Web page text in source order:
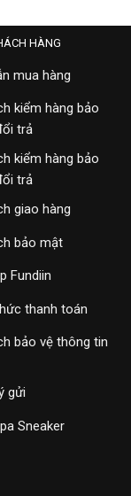
HÀNG
mua hàng
kiểm hàng bảo
trả
kiểm hàng bảo
trả
giao hàng
bảo mật
Fundiin
thanh toán
bảo vệ thông tin
gửi
Sneaker